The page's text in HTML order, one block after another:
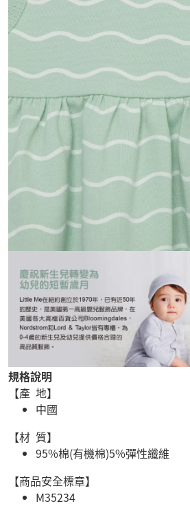
規格說明
【產 地】
中國
【材 質】
95%棉(有機棉)5%彈性纖維
【商品安全標章】
M35234